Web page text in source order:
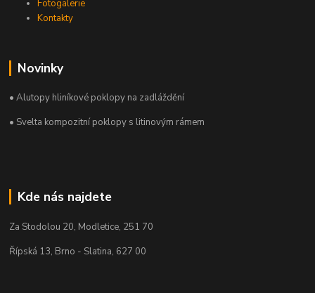
Fotogalerie
Kontakty
Novinky
• Alutopy hliníkové poklopy na zadláždění
• Svelta kompozitní poklopy s litinovým rámem
Kde nás najdete
Za Stodolou 20, Modletice, 251 70
Řípská 13, Brno - Slatina, 627 00